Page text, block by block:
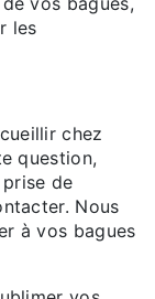
les
chez
question,
de
Nous
à vos bagues